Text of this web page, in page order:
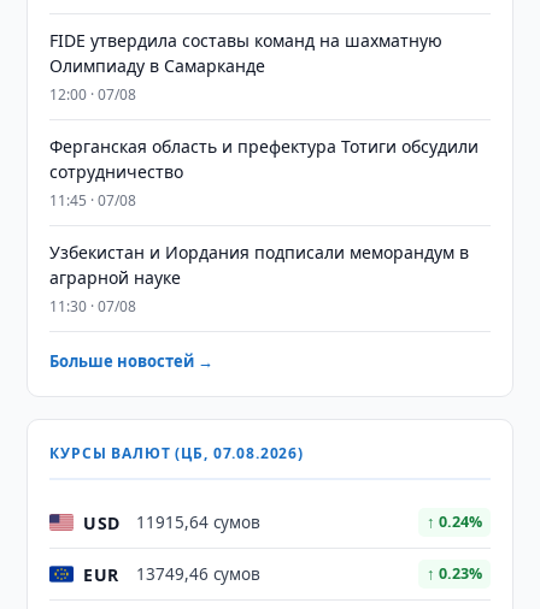
FIDE утвердила составы команд на шахматную
Олимпиаду в Самарканде
12:00 · 07/08
Ферганская область и префектура Тотиги обсудили
сотрудничество
11:45 · 07/08
Узбекистан и Иордания подписали меморандум в
аграрной науке
11:30 · 07/08
Больше новостей →
КУРСЫ ВАЛЮТ (ЦБ, 07.08.2026)
USD 11915,64 сумов ↑ 0.24%
EUR 13749,46 сумов ↑ 0.23%